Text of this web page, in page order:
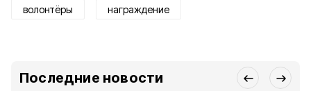
волонтёры награждение
Последние новости